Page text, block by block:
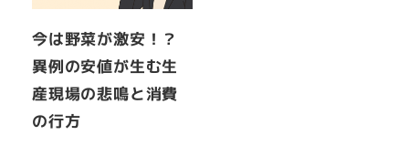
今は野菜が激安！？
異例の安値が生む生
産現場の悲鳴と消費
の行方